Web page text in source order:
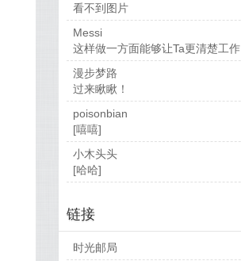
看不到图片
Messi
这样做一方面能够让Ta更清楚工作要求，也...
漫步梦路
过来瞅瞅！
poisonbian
[嘻嘻]
小木头头
[哈哈]
链接
时光邮局